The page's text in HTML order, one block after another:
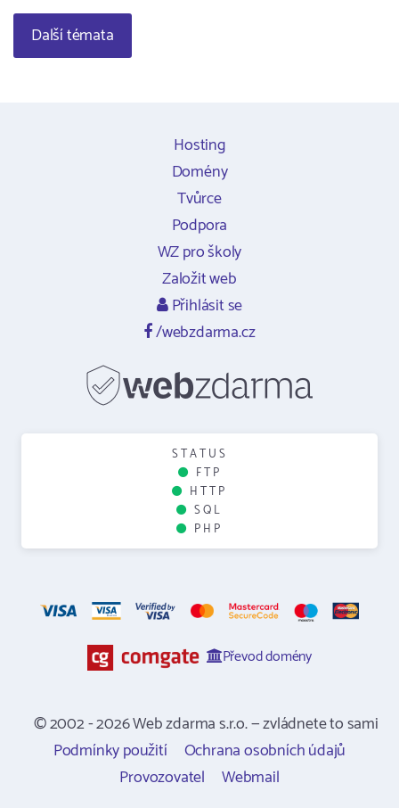
Další témata
Hosting
Domény
Tvůrce
Podpora
WZ pro školy
Založit web
Přihlásit se
/webzdarma.cz
STATUS
FTP
HTTP
SQL
PHP
Převod domény
© 2002 - 2026 Web zdarma s.r.o. — zvládnete to sami
Podmínky použití
Ochrana osobních údajů
Provozovatel
Webmail